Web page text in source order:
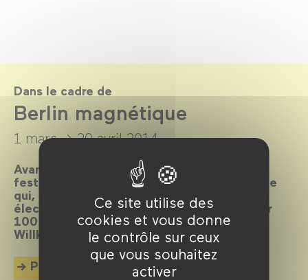
Ce site utilise des
cookies et vous donne
le contrôle sur ceux
que vous souhaitez
activer
Dans le cadre de
Berlin magnétique
1 mars → 20 avril 2014
Avant-gardiste, cosmopolite, bouillonnante,
festive, scandaleuse… Elle est LA métropole
qui, depuis toujours, attire les foules et
électrise l’écran. La preuve en 80 films pour
100 ans d’histoire et de cinéma imbriqués.
Willkommen, bienvenue, welcome !
Plus d'info